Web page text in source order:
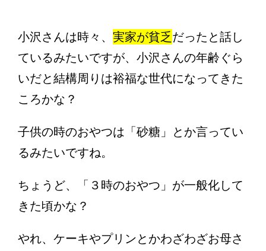
小沢さんは時々、 実家が貧乏だったと話し
ているみたいですが、小沢さんの年齢ぐら
いだと結構周りは裕福な世代になってきた
ころかな？
子供の時のおやつは「砂糖」とか言ってい
るみたいですね。
ちょうど、「３時のおやつ」が一般化して
きた頃かな？
やれ、ケーキやプリンとかわざわざお母さ